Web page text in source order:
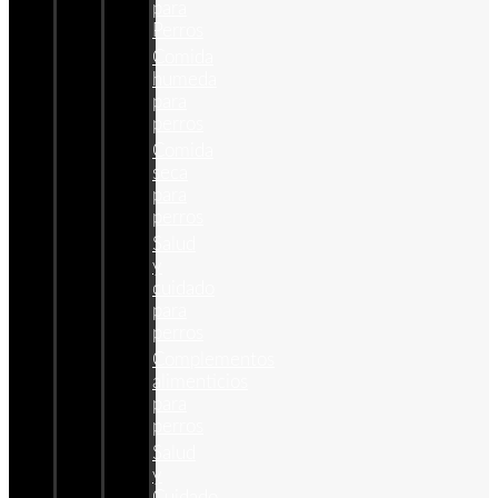
para
Perros
Comida
humeda
para
perros
Comida
seca
para
perros
Salud
y
cuidado
para
perros
Complementos
alimenticios
para
perros
Salud
y